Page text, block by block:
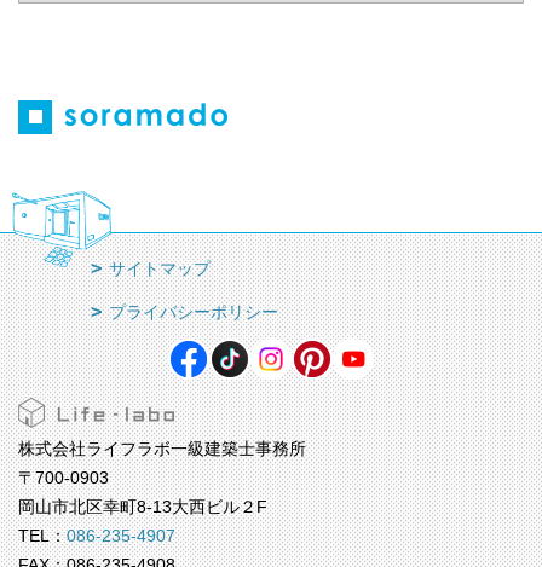
サイトマップ
プライバシーポリシー
株式会社ライフラボ一級建築士事務所
〒700-0903
岡山市北区幸町8-13大西ビル２F
TEL：086-235-4907